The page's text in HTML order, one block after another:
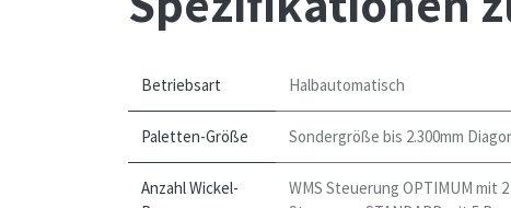
Betriebsart Halbautomatisch
Paletten-Größe Sondergröße bis 2.300mm
Anzahl Wickel-
WMS Steuerung OPTIMUM mit